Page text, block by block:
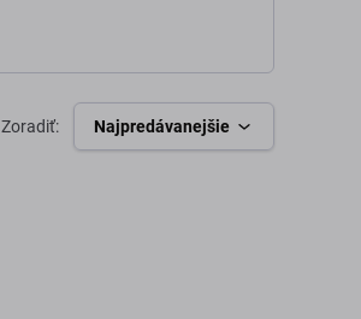
Zoradiť: Najpredávanejšie